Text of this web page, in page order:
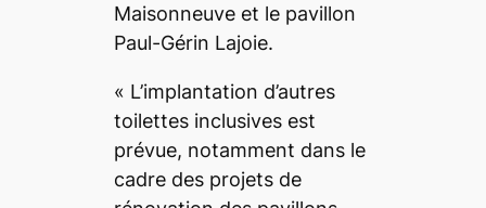
Maisonneuve et le pavillon
Paul-Gérin Lajoie.
« L’implantation d’autres
toilettes inclusives est
prévue, notamment dans le
cadre des projets de